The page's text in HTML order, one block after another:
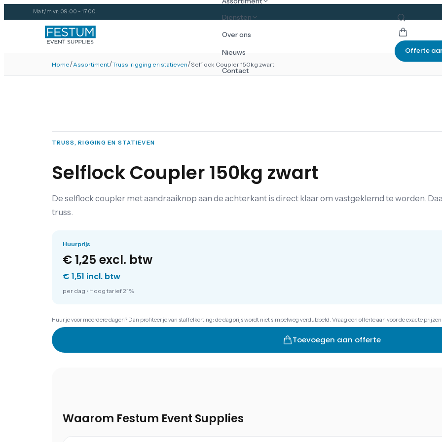
Ma t/m vr: 09:00 - 17:00
Diensten
Over ons
Nieuws
Contact
Offerte
Home/Assortiment/Truss, rigging en statieven/Selflock Coupler 150kg zwart
TRUSS, RIGGING EN STATIEVEN
Selflock Coupler 150kg zwart
De selflock coupler met aandraaiknop aan de achterkant is direct klaar om vastgeklemd te worden.
truss.
Huurprijs
€ 1,25 excl. btw
€ 1,51 incl. btw
per dag • Hoog tarief 21%
Huur je voor meerdere dagen? Dan profiteer je van staffelkorting: de dagprijs wordt niet simpelweg verdubbeld. Vraag een offerte aan voor de exacte
Toevoegen aan offerte
Waarom Festum Event Supplies